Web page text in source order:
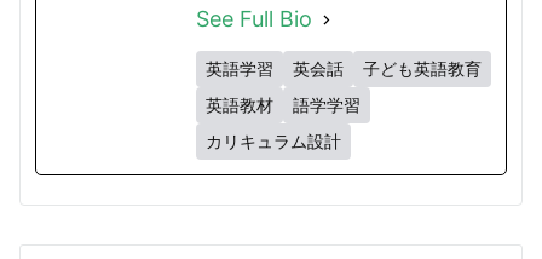
See Full Bio
英語学習 英会話
子ども英語教育
英語教材
語学学習
カリキュラム設計